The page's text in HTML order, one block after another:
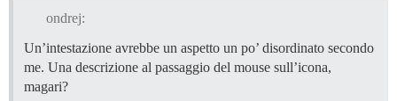
ondrej:
Un’intestazione avrebbe un aspetto un po’ disordinato secondo
me. Una descrizione al passaggio del mouse sull’icona,
magari?